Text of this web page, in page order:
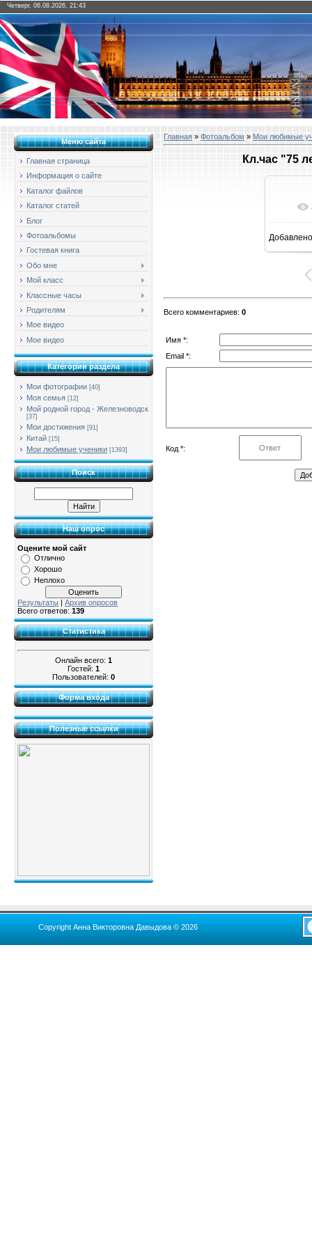
Четверг, 06.08.2026, 21:43
Меню сайта
Главная страница
Информация о сайте
Каталог файлов
Каталог статей
Блог
Фотоальбомы
Гостевая книга
Обо мне
Мой класс
Классные часы
Родителям
Мое видео
Мое видео
Категории раздела
Мои фотографии [40]
Моя семья [12]
Мой родной город - Железноводск
[37]
Мои достижения [91]
Китай [15]
Мои любимые ученики [1393]
Поиск
Наш опрос
Оцените мой сайт
Отлично
Хорошо
Неплохо
Результаты | Архив опросов
Всего ответов: 139
Статистика
Онлайн всего: 1
Гостей: 1
Пользователей: 0
Форма входа
Полезные ссылки
Главная » Фотоальбом » Мои любимые
Кл.час "75
Добавлено
Всего комментариев: 0
Имя *:
Email *:
Код *:
Copyright Анна Викторовна Давыдова © 2026